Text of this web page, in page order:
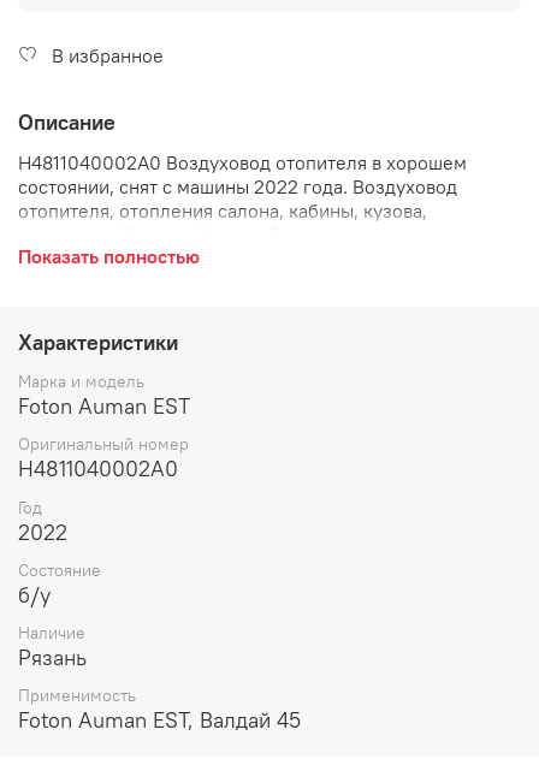
В избранное
Описание
H4811040002A0 Воздуховод отопителя в хорошем
состоянии, снят с машины 2022 года. Воздуховод
отопителя, отопления салона, кабины, кузова,
подогрева, прогрева.
Показать полностью
Характеристики
Марка и модель
Foton Auman EST
Оригинальный номер
H4811040002A0
Год
2022
Состояние
б/у
Наличие
Рязань
Применимость
Foton Auman EST, Валдай 45